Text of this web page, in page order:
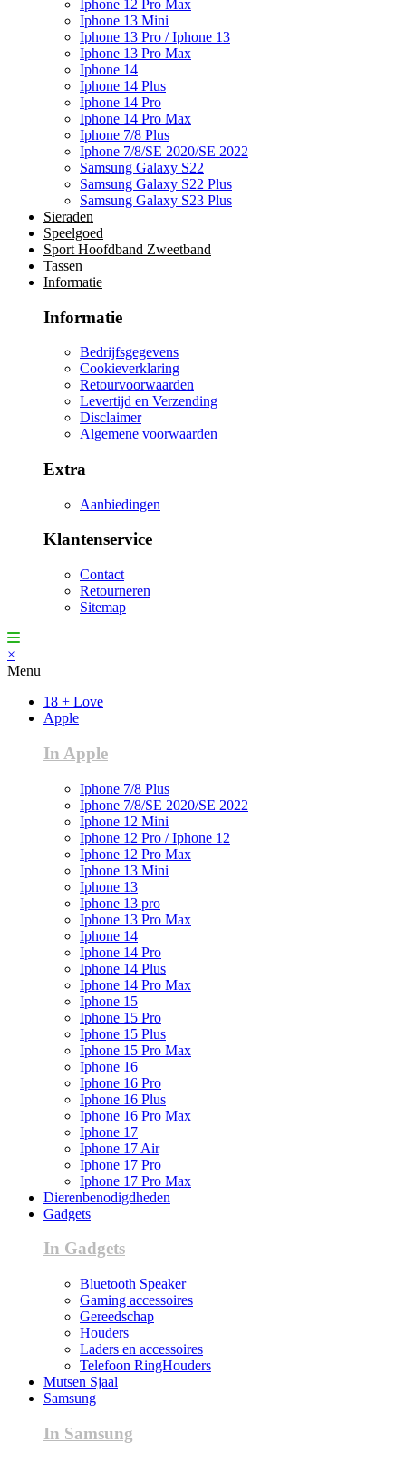
Iphone 12 Pro Max
Iphone 13 Mini
Iphone 13 Pro / Iphone 13
Iphone 13 Pro Max
Iphone 14
Iphone 14 Plus
Iphone 14 Pro
Iphone 14 Pro Max
Iphone 7/8 Plus
Iphone 7/8/SE 2020/SE 2022
Samsung Galaxy S22
Samsung Galaxy S22 Plus
Samsung Galaxy S23 Plus
Sieraden
Speelgoed
Sport Hoofdband Zweetband
Tassen
Informatie
Informatie
Bedrijfsgegevens
Cookieverklaring
Retourvoorwaarden
Levertijd en Verzending
Disclaimer
Algemene voorwaarden
Extra
Aanbiedingen
Klantenservice
Contact
Retourneren
Sitemap
×
Menu
18 + Love
Apple
In Apple
Iphone 7/8 Plus
Iphone 7/8/SE 2020/SE 2022
Iphone 12 Mini
Iphone 12 Pro / Iphone 12
Iphone 12 Pro Max
Iphone 13 Mini
Iphone 13
Iphone 13 pro
Iphone 13 Pro Max
Iphone 14
Iphone 14 Pro
Iphone 14 Plus
Iphone 14 Pro Max
Iphone 15
Iphone 15 Pro
Iphone 15 Plus
Iphone 15 Pro Max
Iphone 16
Iphone 16 Pro
Iphone 16 Plus
Iphone 16 Pro Max
Iphone 17
Iphone 17 Air
Iphone 17 Pro
Iphone 17 Pro Max
Dierenbenodigdheden
Gadgets
In Gadgets
Bluetooth Speaker
Gaming accessoires
Gereedschap
Houders
Laders en accessoires
Telefoon RingHouders
Mutsen Sjaal
Samsung
In Samsung